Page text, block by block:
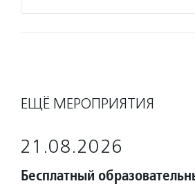
ЕЩЁ МЕРОПРИЯТИЯ
21.08.2026
Бесплатный